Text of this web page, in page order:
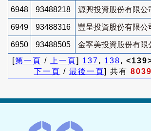
6948 93488218 源興投資股份有限公
6949 93488316 豐呈投資股份有限公
6950 93488505
金寧美投資股份有限
[第一頁 / 上一頁] 137, 138,
下一頁 / 最後一頁] 共有 8039